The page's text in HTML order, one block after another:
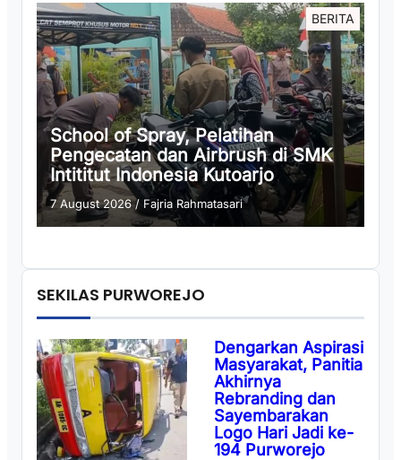
BERITA
School of Spray, Pelatihan
Pengecatan dan Airbrush di SMK
Intititut Indonesia Kutoarjo
7 August 2026/ Fajria Rahmatasari
SEKILAS PURWOREJO
Dengarkan Aspirasi
Masyarakat, Panitia
Akhirnya
Rebranding dan
Sayembarakan
Logo Hari Jadi ke-
194 Purworejo